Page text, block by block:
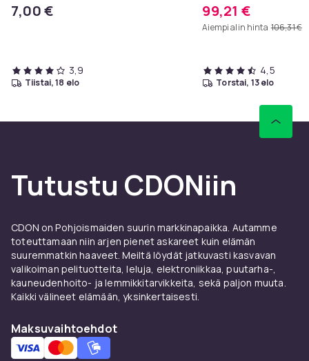
7,00 €
3,9
tiistai, 18 elo
99,21 €
Aiempi alin hinta 106,31 €
4,5
torstai, 13 elo
Tutustu CDONiin
CDON on Pohjoismaiden suurin markkinapaikka. Autamme
toteuttamaan niin arjen pienet askareet kuin elämän
suuremmatkin haaveet. Meiltä löydät jatkuvasti kasvavan
valikoiman pelituotteita, leluja, elektroniikkaa, puutarha-,
kauneudenhoito- ja lemmikkitarvikkeita, sekä paljon muuta.
Kaikki välineet elämään, yksinkertaisesti.
Maksuvaihtoehdot